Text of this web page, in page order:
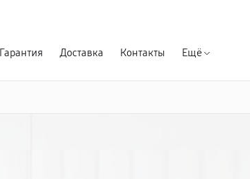
Гарантия Доставка Контакты Ещё